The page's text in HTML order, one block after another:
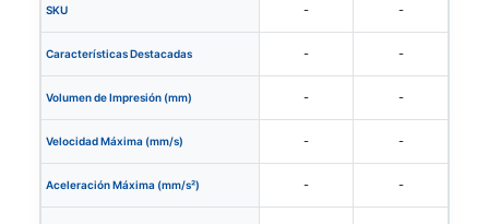
SKU - -
Características Destacadas - -
Volumen de Impresión (mm) - -
Velocidad Máxima (mm/s) - -
Aceleración Máxima (mm/s²) - -